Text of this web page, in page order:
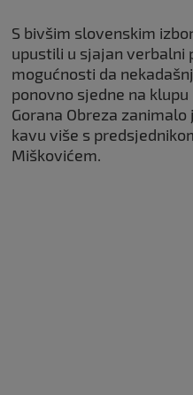
S bivšim slovenskim
upustili u sjajan verbalni
mogućnosti da
ponovno sjedne na
Gorana Obreza
kavu više s
Miškovićem.